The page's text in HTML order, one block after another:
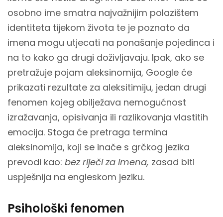
osobno ime smatra najvažnijim polazištem
identiteta tijekom života te je poznato da
imena mogu utjecati na ponašanje pojedinca i
na to kako ga drugi doživljavaju. Ipak, ako se
pretražuje pojam aleksinomija, Google će
prikazati rezultate za aleksitimiju, jedan drugi
fenomen kojeg obilježava nemogućnost
izražavanja, opisivanja ili razlikovanja vlastitih
emocija. Stoga će pretraga termina
aleksinomija, koji se inače s grčkog jezika
prevodi kao: bez riječi za imena, zasad biti
uspješnija na engleskom jeziku.
Psihološki fenomen